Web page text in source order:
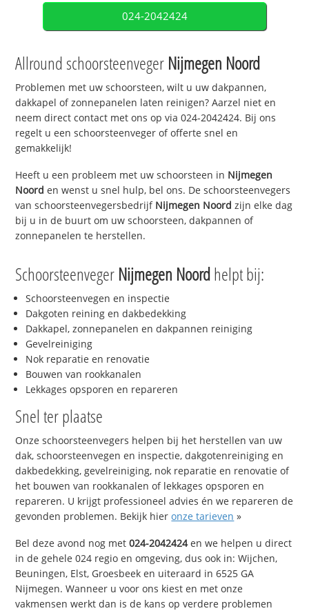
024-2042424
Allround schoorsteenveger Nijmegen Noord
Problemen met uw schoorsteen, wilt u uw dakpannen,
dakkapel of zonnepanelen laten reinigen? Aarzel niet en
neem direct contact met ons op via 024-2042424. Bij ons
regelt u een schoorsteenveger of offerte snel en
gemakkelijk!
Heeft u een probleem met uw schoorsteen in Nijmegen
Noord en wenst u snel hulp, bel ons. De schoorsteenvegers
van schoorsteenvegersbedrijf Nijmegen Noord zijn elke dag
bij u in de buurt om uw schoorsteen, dakpannen of
zonnepanelen te herstellen.
Schoorsteenveger Nijmegen Noordhelpt bij:
Schoorsteenvegen en inspectie
Dakgoten reining en dakbedekking
Dakkapel, zonnepanelen en dakpannen reiniging
Gevelreiniging
Nok reparatie en renovatie
Bouwen van rookkanalen
Lekkages opsporen en repareren
Snel ter plaatse
Onze schoorsteenvegers helpen bij het herstellen van uw
dak, schoorsteenvegen en inspectie, dakgotenreiniging en
dakbedekking, gevelreiniging, nok reparatie en renovatie of
het bouwen van rookkanalen of lekkages opsporen en
repareren. U krijgt professioneel advies én we repareren de
gevonden problemen. Bekijk hieronze tarieven »
Bel deze avond nog met024-2042424en we helpen u direct
in de gehele 024 regio en omgeving, dus ook in: Wijchen,
Beuningen, Elst, Groesbeek en uiteraard in 6525 GA
Nijmegen. Wanneer u voor ons kiest en met onze
vakmensen werkt dan is de kans op verdere problemen